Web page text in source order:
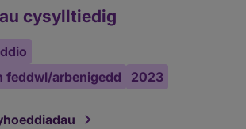
cysylltiedig
feddwl/arbenigedd
2023